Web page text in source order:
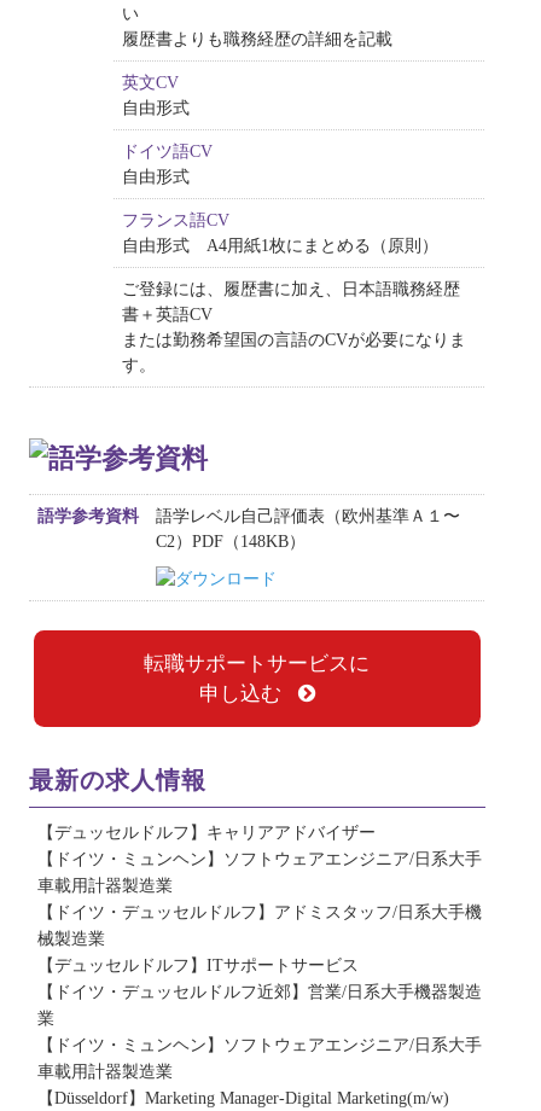
い
履歴書よりも職務経歴の詳細を記載
英文CV
自由形式
ドイツ語CV
自由形式
フランス語CV
自由形式 A4用紙1枚にまとめる（原則）
ご登録には、履歴書に加え、日本語職務経歴
書＋英語CV
または勤務希望国の言語のCVが必要になりま
す。
語学参考資料
語学レベル自己評価表（欧州基準Ａ１〜
C2）PDF（148KB）
転職サポートサービスに
申し込む
最新の求人情報
【デュッセルドルフ】キャリアアドバイザー
【ドイツ・ミュンヘン】ソフトウェアエンジニア/日系大手
車載用計器製造業
【ドイツ・デュッセルドルフ】アドミスタッフ/日系大手機
械製造業
【デュッセルドルフ】ITサポートサービス
【ドイツ・デュッセルドルフ近郊】営業/日系大手機器製造
業
【ドイツ・ミュンヘン】ソフトウェアエンジニア/日系大手
車載用計器製造業
【Düsseldorf】Marketing Manager-Digital Marketing(m/w)